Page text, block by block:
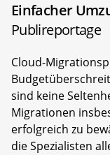
Einfacher
Publireportage
Cloud-
sind keine
Migrationen
erfolgreich zu
die Spezialisten